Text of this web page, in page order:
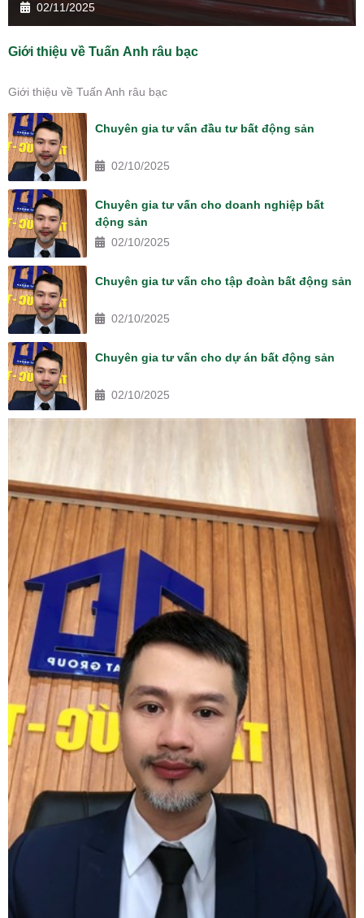
02/11/2025
Giới thiệu về Tuấn Anh râu bạc
Giới thiệu về Tuấn Anh râu bạc
Chuyên gia tư vấn đầu tư bất động sản
02/10/2025
Chuyên gia tư vấn cho doanh nghiệp bất
động sản
02/10/2025
Chuyên gia tư vấn cho tập đoàn bất động sản
02/10/2025
Chuyên gia tư vấn cho dự án bất động sản
02/10/2025